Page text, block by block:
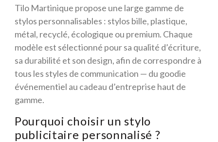
Tilo Martinique propose une large gamme de
stylos personnalisables : stylos bille, plastique,
métal, recyclé, écologique ou premium. Chaque
modèle est sélectionné pour sa qualité d’écriture,
sa durabilité et son design, afin de correspondre à
tous les styles de communication — du goodie
événementiel au cadeau d’entreprise haut de
gamme.
Pourquoi choisir un stylo
publicitaire personnalisé ?